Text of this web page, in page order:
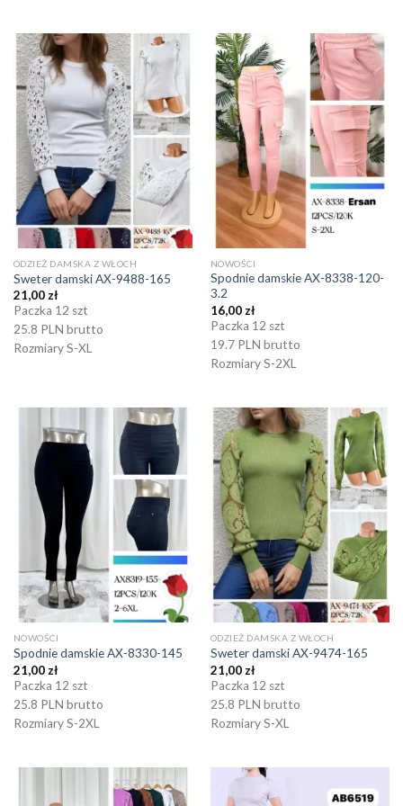
ODZIEŻ DAMSKA Z WŁOCH
Sweter damski AX-9488-165
21,00zł
Paczka 12 szt
25.8 PLN brutto
Rozmiary S-XL
NOWOŚCI
Spodnie damskie AX-8338-120-
3.2
16,00 zł
Paczka 12 szt
19.7 PLN brutto
Rozmiary S-2XL
NOWOŚCI
Spodnie damskie AX-8330-145
21,00 zł
Paczka 12 szt
25.8 PLN brutto
Rozmiary S-2XL
ODZIEŻ DAMSKA Z WŁOCH
Sweter damski AX-9474-165
21,00 zł
Paczka 12 szt
25.8 PLN brutto
Rozmiary S-XL